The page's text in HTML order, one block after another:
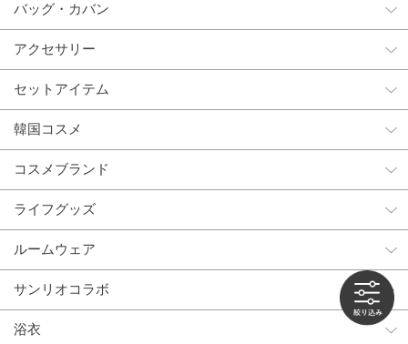
バッグ・カバン
アクセサリー
セットアイテム
韓国コスメ
コスメブランド
ライフグッズ
ルームウェア
サンリオコラボ
浴衣